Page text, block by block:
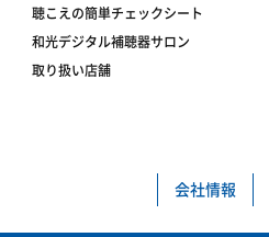
聴こえの簡単チェックシート
和光デジタル補聴器サロン
取り扱い店舗
会社情報